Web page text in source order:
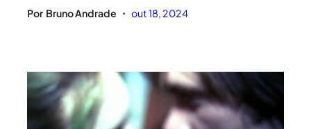
Por Bruno Andrade • out 18, 2024